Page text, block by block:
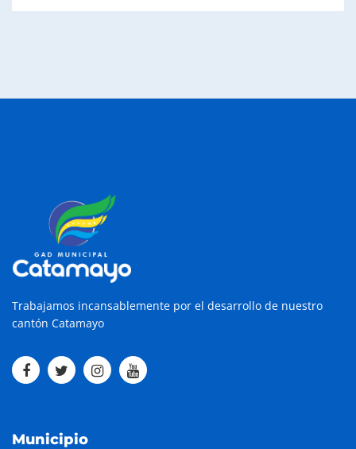
Trabajamos incansablemente por el desarrollo de nuestro
cantón Catamayo
Municipio